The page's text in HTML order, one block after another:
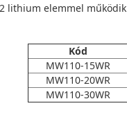
lithium elemmel működik
Kód
MW110-15WR
MW110-20WR
MW110-30WR